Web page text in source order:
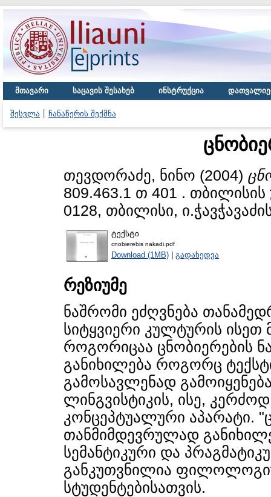
მთავარი საცავის შესახებ ინსტრუქცია
შესვლა ჩანაწერის შექმნა
თევდორაძე, ნინო (2004)
809.463.1 თ 401 .
0128, თბილისი,
ტექსტი
cnobierebis nakadi.pdf
Download (1MB) | გადახედვა
რეზიუმე
ნაშრომი ეძღვნება
სიტყვიერი კულტურის ისეთ
როგორიცაა ცნობიერების
განიხილება როგორც
გამოსავლენად
ლინგვისტიკის, ისე,
კონცეპტუალური აპარატი.
თანმიმდევრულად
სემანტიკური და
განკუთვნილია
სტუდენტებისათვის.